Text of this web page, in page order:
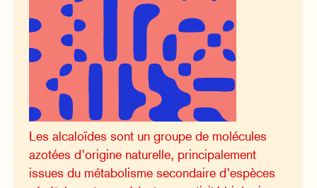
Les alcaloïdes sont un groupe de molécules
azotées d’origine naturelle, principalement
issues du métabolisme secondaire d’espèces